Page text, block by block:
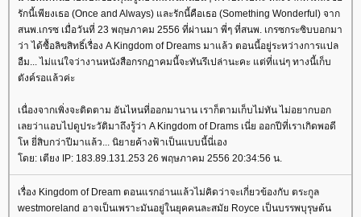
รักนี้เพียงเธอ (Once and Always) และรักนี้คือเธอ (Something Wonderful) จาก
สนพ.เกรซ เมื่อวันที่ 23 พฤษภาคม 2556 ที่ผ่านมา พี่ๆ ที่สนพ. เกรซกระซิบบอกมา
ว่า ได้ซื้อลิขสิทธิ์เรื่อง A Kingdom of Dreams มาแล้ว ตอนนี้อยู่ระหว่างการแปล
อืม... ไม่แน่ใจว่างานหนังสือกรกฏาคมนี้จะทันรึเปล่านะคะ แต่ที่แน่ๆ ทางนี้เก็บ
ตังค์รอแล้วค่ะ
เนื่องจากเพิ่งจะติดตาม อันไหนที่ออกมานาน เราก็ตามเก็บไม่ทัน ไม่อยากบอก
เลยว่าแอบไปดูประวัติมาถึงรู้ว่า A Kingdom of Drams เนี่ย ออกปีที่เราเกิดพอดี
ห ยี่สิบกว่าปีมาแล้ว... นิยายค้างฟ้าเป็นแบบนี้นี่เอง
ดย: เตียง IP: 183.89.131.253 26 พฤษภาคม 2556 20:34:56 น.
เรื่อง Kingdom of Dream ตอนแรกอ่านแล้วไม่คิดว่าจะเกี่ยวข้องกับ ตระกูล
westmoreland อาจเป็นเพราะมันอยู่ในยุคคนละสมัย Royce เป็นบรรพบุรุษต้น